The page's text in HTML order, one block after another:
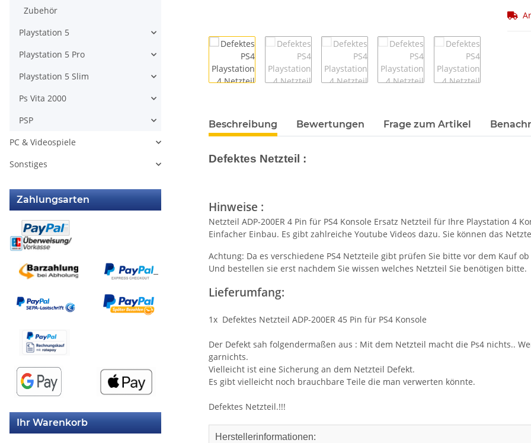
Beschreibung Bewertungen Frage zum Artikel
Defektes Netzteil :
Hinweise :
Netzteil ADP-200ER 4 Pin für PS4 Konsole Ersatz Netzteil für Ihre Playstation 4
Einfacher Einbau. Es gibt zahlreiche Youtube Videos dazu. Sie können das
Achtung: Da es verschiedene PS4 Netzteile gibt prüfen Sie bitte vor dem Kauf
Und bestellen sie erst nachdem Sie wissen welches Netzteil Sie benötigen bitte.
Lieferumfang:
1x Defektes Netzteil ADP-200ER 45 Pin für PS4 Konsole
Der Defekt sah folgendermaßen aus : Mit dem Netzteil macht die Ps4 nichts..
garnichts.
Vielleicht ist eine Sicherung an dem Netzteil Defekt.
Es gibt vielleicht noch brauchbare Teile die man verwerten könnte.
Defektes Netzteil.!!!
Herstellerinformationen:
Zubehör
Playstation 5
Playstation 5 Pro
Playstation 5 Slim
Ps Vita 2000
PSP
PC & Videospiele
Sonstiges
Zahlungsarten
Ihr Warenkorb